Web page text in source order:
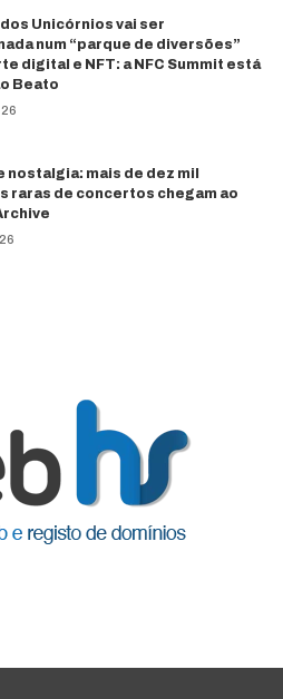
Unicórnios vai ser
num “parque de diversões”
digital e NFT: a NFC Summit está
Beato
nostalgia: mais de dez mil
raras de concertos chegam ao